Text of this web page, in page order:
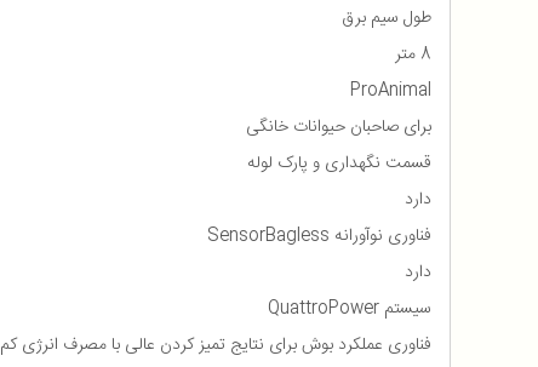
طول سیم برق
8 متر
ProAnimal
برای صاحبان حیوانات خانگی
قسمت نگهداری و پارک لوله
دارد
فناوری نوآورانه SensorBagless
دارد
سیستم QuattroPower
فناوری عملکرد بوش برای نتایج تمیز کردن عالی با مصرف انرژی کم